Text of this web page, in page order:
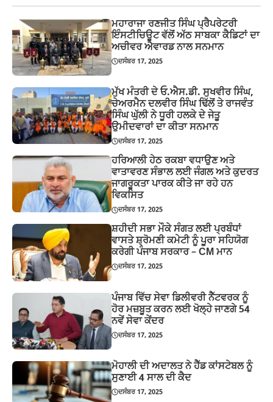
ਮਹਾਰਾਜਾ ਰਣਜੀਤ ਸਿੰਘ ਪ੍ਰੈਪਰੇਟਰੀ
ਇੰਸਟੀਚਿਊਟ ਵੱਲੋਂ ਅੱਠ ਸਾਬਕਾ ਕੈਡਿਟਾਂ ਦਾ
ਅਚੀਵਰ ਐਵਾਰਡ ਨਾਲ ਸਨਮਾਨ
ਦਸੰਬਰ 17, 2025
ਮੁੱਖ ਮੰਤਰੀ ਦੇ ਓ.ਐਸ.ਡੀ. ਸੁਖਵੀਰ ਸਿੰਘ,
ਚੇਅਰਮੈਨ ਦਲਵੀਰ ਸਿੰਘ ਢਿੱਲੋਂ ਤੇ ਰਾਜਵੰਤ
ਸਿੰਘ ਘੁੱਲੀ ਨੇ ਧੂਰੀ ਹਲਕੇ ਦੇ ਜੇਤੂ
ਉਮੀਦਵਾਰਾਂ ਦਾ ਕੀਤਾ ਸਨਮਾਨ
ਦਸੰਬਰ 17, 2025
ਹਰਿਆਲੀ ਹੇਠ ਰਕਬਾ ਵਧਾਉਣ ਅਤੇ
ਵਾਤਾਵਰਣ ਸੰਭਾਲ ਲਈ ਜੰਗਲ ਅਤੇ ਕੁਦਰਤ
ਜਾਗਰੂਕਤਾ ਪਾਰਕ ਕੀਤੇ ਜਾ ਰਹੇ ਹਨ
ਵਿਕਸਿਤ
ਦਸੰਬਰ 17, 2025
ਸ਼ਹੀਦੀ ਸਭਾ ਮੌਕੇ ਸੰਗਤ ਲਈ ਪ੍ਰਬੰਧਾਂ
ਵਾਸਤੇ ਸ਼੍ਰੋਮਣੀ ਕਮੇਟੀ ਨੂੰ ਪੂਰਾ ਸਹਿਯੋਗ
ਕਰੇਗੀ ਪੰਜਾਬ ਸਰਕਾਰ – CM ਮਾਨ
ਦਸੰਬਰ 17, 2025
ਪੰਜਾਬ ਵਿੱਚ ਸੇਵਾ ਡਿਲੀਵਰੀ ਨੈੱਟਵਰਕ ਨੂੰ
ਹੋਰ ਮਜ਼ਬੂਤ ਕਰਨ ਲਈ ਖੋਲ੍ਹੇ ਜਾਣਗੇ 54
ਨਵੇਂ ਸੇਵਾ ਕੇਂਦਰ
ਦਸੰਬਰ 17, 2025
ਮੋਹਾਲੀ ਦੀ ਅਦਾਲਤ ਨੇ ਹੈੱਡ ਕਾਂਸਟੇਬਲ ਨੂੰ
ਸੁਣਾਈ 4 ਸਾਲ ਦੀ ਕੈਦ
ਦਸੰਬਰ 17, 2025